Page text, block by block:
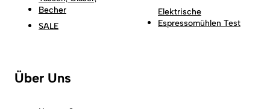
Becher
SALE
Elektrische
Espressomühlen Test
Über Uns